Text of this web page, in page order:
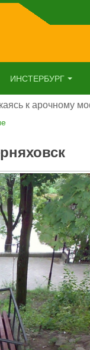
ИНСТЕРБУРГ
к арочному